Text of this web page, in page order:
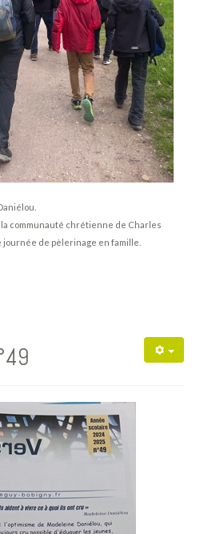
communauté chrétienne de Charles
journée de pèlerinage en famille.